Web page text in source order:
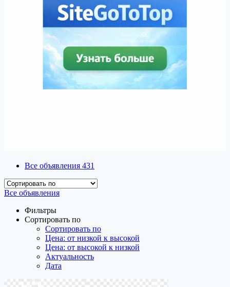
Все объявления 431
Все объявления
Фильтры
Сортировать по
Сортировать по
Цена: от низкой к высокой
Цена: от высокой к низкой
Актуальность
Дата